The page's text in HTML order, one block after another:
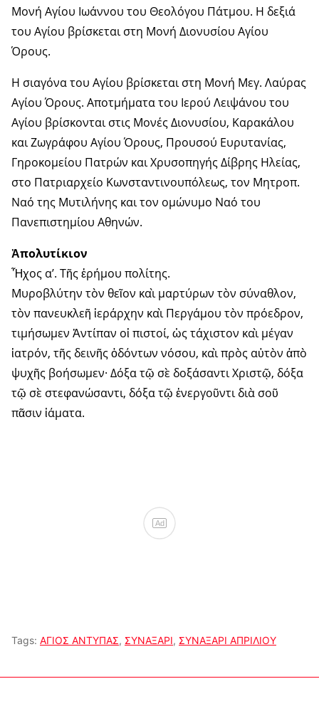
Μονή Αγίου Ιωάννου του Θεολόγου Πάτμου. Η δεξιά
του Αγίου βρίσκεται στη Μονή Διονυσίου Αγίου
Όρους.
Η σιαγόνα του Αγίου βρίσκεται στη Μονή Μεγ. Λαύρας
Αγίου Όρους. Αποτμήματα του Ιερού Λειψάνου του
Αγίου βρίσκονται στις Μονές Διονυσίου, Καρακάλου
και Ζωγράφου Αγίου Όρους, Προυσού Ευρυτανίας,
Γηροκομείου Πατρών και Χρυσοπηγής Δίβρης Ηλείας,
στο Πατριαρχείο Κωνσταντινουπόλεως, τον Μητροπ.
Ναό της Μυτιλήνης και τον ομώνυμο Ναό του
Πανεπιστημίου Αθηνών.
Ἀπολυτίκιον
Ἦχος α’. Τῆς ἐρήμου πολίτης.
Μυροβλύτην τὸν θεῖον καὶ μαρτύρων τὸν σύναθλον,
τὸν πανευκλεῆ ἱεράρχην καὶ Περγάμου τὸν πρόεδρον,
τιμήσωμεν Ἀντίπαν οἱ πιστοί, ὡς τάχιστον καὶ μέγαν
ἱατρόν, τῆς δεινῆς ὀδόντων νόσου, καὶ πρὸς αὐτὸν ἀπὸ
ψυχῆς βοήσωμεν· Δόξα τῷ σὲ δοξάσαντι Χριστῷ, δόξα
τῷ σὲ στεφανώσαντι, δόξα τῷ ἐνεργοῦντι διὰ σοῦ
πᾶσιν ἰάματα.
Ad
Tags: ΑΓΙΟΣ ΑΝΤΥΠΑΣ, ΣΥΝΑΞΑΡΙ, ΣΥΝΑΞΑΡΙ ΑΠΡΙΛΙΟΥ